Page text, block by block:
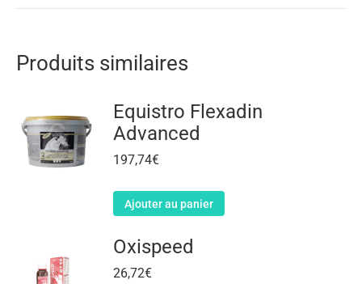
Produits similaires
Equistro Flexadin
Advanced
197,74€
Ajouter au panier
Oxispeed
26,72€